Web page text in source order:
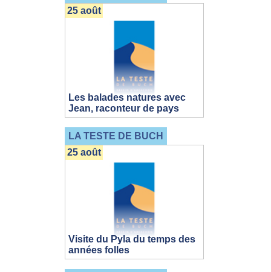
Les balades natures avec
Jean, raconteur de pays
25 août
LA TESTE DE BUCH
Visite du Pyla du temps des
années folles
25 août